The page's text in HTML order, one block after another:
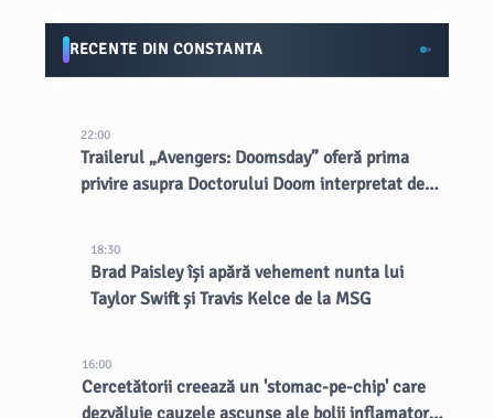
RECENTE DIN CONSTANTA
22:00
Trailerul „Avengers: Doomsday” oferă prima
privire asupra Doctorului Doom interpretat de
18:30
Brad Paisley își apără vehement nunta lui
Taylor Swift și Travis Kelce de la MSG
16:00
Cercetătorii creează un 'stomac-pe-chip' care
dezvăluie cauzele ascunse ale bolii inflamatorii